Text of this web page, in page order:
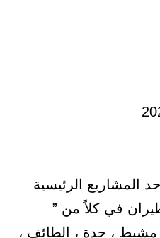
المشاريع الرئيسية
في كلاً من ”
، جدة ، الطائف ،